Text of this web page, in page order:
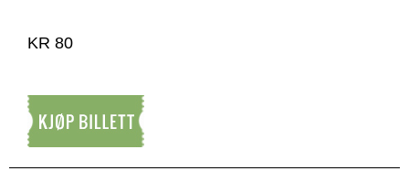
KR 80